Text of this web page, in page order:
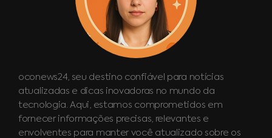
oconews24, seu destino confiável para notícias
atualizadas e dicas inovadoras no mundo da
tecnologia. Aqui, estamos comprometidos em
fornecer informações precisas, relevantes e
envolventes para manter você atualizado sobre os